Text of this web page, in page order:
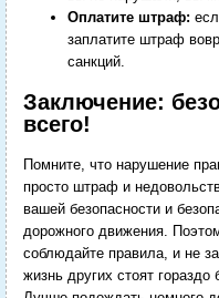
Оплатите штраф:
заплатите штраф
санкций.
Заключение:
всего!
Помните, что нарушение
просто штраф и
вашей безопасности и
дорожного движения.
соблюдайте правила, и не
жизнь других стоят